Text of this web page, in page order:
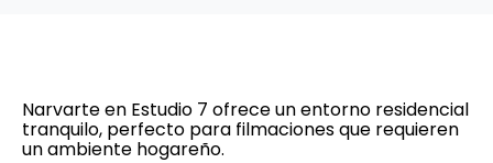
Narvarte en Estudio 7 ofrece un entorno residencial
tranquilo, perfecto para filmaciones que requieren
un ambiente hogareño.